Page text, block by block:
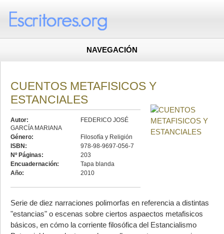
NAVEGACIÓN
CUENTOS METAFISICOS Y
ESTANCIALES
Autor:
FEDERICO JOSÉ
GARCÍA MARIANA
Género:
Filosofía y Religión
ISBN:
978-98-9697-056-7
Nº Páginas:
203
Encuadernación:
Tapa blanda
Año:
2010
Serie de diez narraciones polimorfas en referencia a distintas
"estancias" o escenas sobre ciertos aspaectos metafisicos
básicos, en cómo la corriente filosófica del Estancialismo